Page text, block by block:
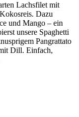
Lachsfilet mit
Dazu
und Mango – ein
unsere Spaghetti
Pangrattato
Dill. Einfach,